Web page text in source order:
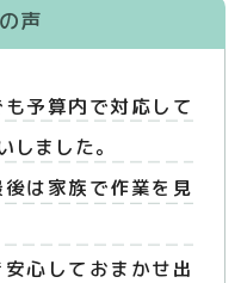
声
予算内で対応して
しました。
は家族で作業を見
心しておまかせ出